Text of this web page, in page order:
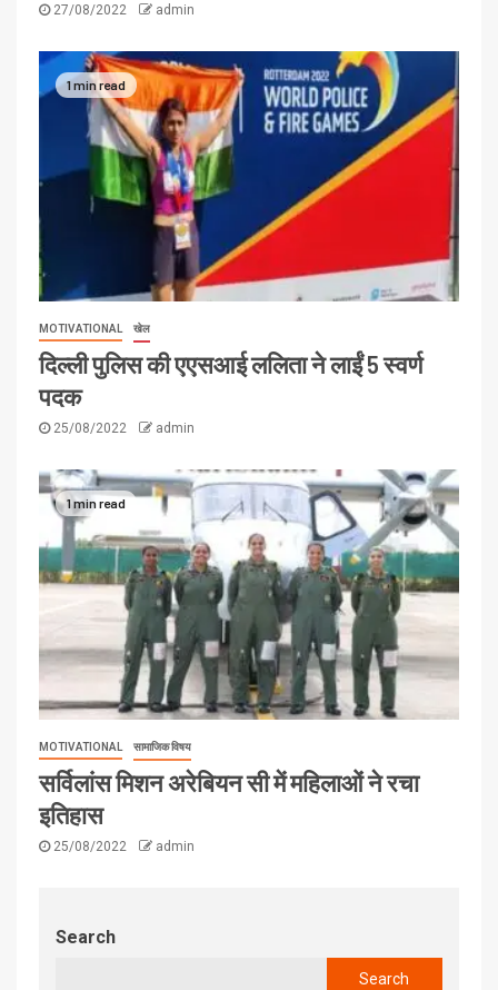
27/08/2022 admin
1 min read
MOTIVATIONAL खेल
दिल्ली पुलिस की एएसआई ललिता ने लाईं 5 स्वर्ण
पदक
25/08/2022 admin
1 min read
MOTIVATIONAL सामाजिक विषय
सर्विलांस मिशन अरेबियन सी में महिलाओं ने रचा
इतिहास
25/08/2022 admin
Search
Search